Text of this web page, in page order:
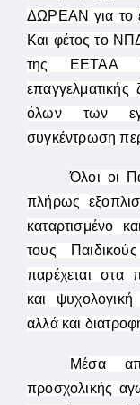
ΔΩΡΕΑΝ για το
Και φέτος το
της ΕΕΤΑΑ
επαγγελματικής
όλων των
συγκέντρωση
Όλοι οι
πλήρως
καταρτισμένο
τους
παρέχεται στα
και
αλλά και
Μέσα
προσχολικής